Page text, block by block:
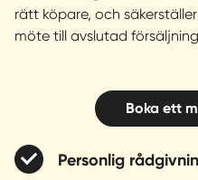
rätt köpare, och
möte till avslutad
Boka ett
Personlig